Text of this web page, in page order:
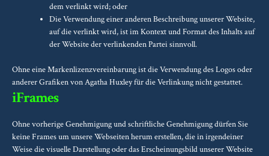
dem verlinkt wird; oder
Die Verwendung einer anderen Beschreibung unserer Website,
auf die verlinkt wird, ist im Kontext und Format des Inhalts auf
der Website der verlinkenden Partei sinnvoll.
Ohne eine Markenlizenzvereinbarung ist die Verwendung des Logos oder
anderer Grafiken von Agatha Huxley für die Verlinkung nicht gestattet.
iFrames
Ohne vorherige Genehmigung und schriftliche Genehmigung dürfen Sie
keine Frames um unsere Webseiten herum erstellen, die in irgendeiner
Weise die visuelle Darstellung oder das Erscheinungsbild unserer Website